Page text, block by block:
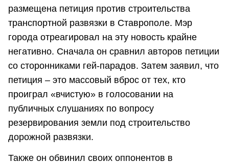
размещена петиция против строительства
транспортной развязки в Ставрополе. Мэр
города отреагировал на эту новость крайне
негативно. Сначала он сравнил авторов петиции
со сторонниками гей-парадов. Затем заявил, что
петиция – это массовый вброс от тех, кто
проиграл «вчистую» в голосовании на
публичных слушаниях по вопросу
резервирования земли под строительство
дорожной развязки.
Также он обвинил своих оппонентов в